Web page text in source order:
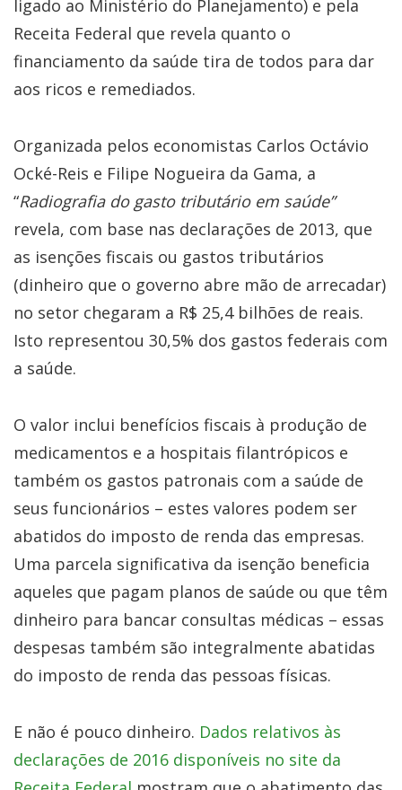
ligado ao Ministério do Planejamento) e pela
Receita Federal que revela quanto o
financiamento da saúde tira de todos para dar
aos ricos e remediados.
Organizada pelos economistas Carlos Octávio
Ocké-Reis e Filipe Nogueira da Gama, a
“Radiografia do gasto tributário em saúde”
revela, com base nas declarações de 2013, que
as isenções fiscais ou gastos tributários
(dinheiro que o governo abre mão de arrecadar)
no setor chegaram a R$ 25,4 bilhões de reais.
Isto representou 30,5% dos gastos federais com
a saúde.
O valor inclui benefícios fiscais à produção de
medicamentos e a hospitais filantrópicos e
também os gastos patronais com a saúde de
seus funcionários – estes valores podem ser
abatidos do imposto de renda das empresas.
Uma parcela significativa da isenção beneficia
aqueles que pagam planos de saúde ou que têm
dinheiro para bancar consultas médicas – essas
despesas também são integralmente abatidas
do imposto de renda das pessoas físicas.
E não é pouco dinheiro. Dados relativos às
declarações de 2016 disponíveis no site da